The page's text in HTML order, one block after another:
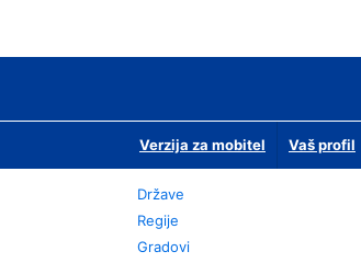
Verzija za mobitel Vaš profil
Države
Regije
Gradovi